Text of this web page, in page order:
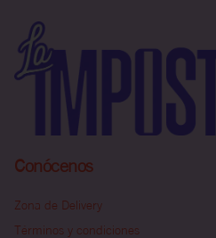
Conócenos
Zona de Delivery
Términos y condiciones